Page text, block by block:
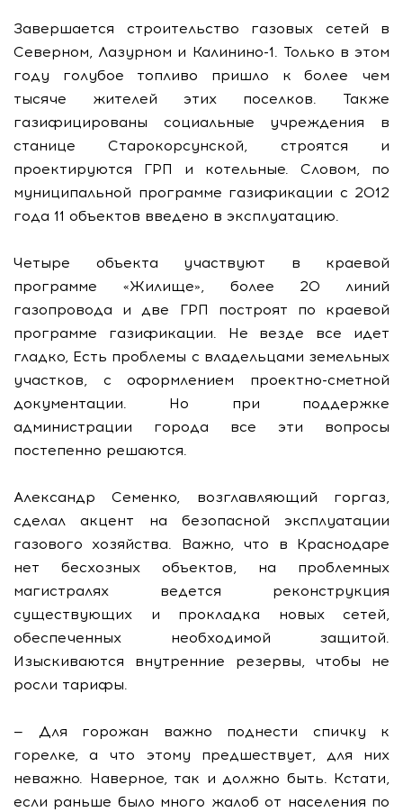
Завершается строительство газовых сетей в
Северном, Лазурном и Калинино-1. Только в этом
году голубое топливо пришло к более чем
тысяче жителей этих поселков. Также
газифицированы социальные учреждения в
станице Старокорсунской, строятся и
проектируются ГРП и котельные. Словом, по
муниципальной программе газификации с 2012
года 11 объектов введено в эксплуатацию.
Четыре объекта участвуют в краевой
программе «Жилище», более 20 линий
газопровода и две ГРП построят по краевой
программе газификации. Не везде все идет
гладко, Есть проблемы с владельцами земельных
участков, с оформлением проектно-сметной
документации. Но при поддержке
администрации города все эти вопросы
постепенно решаются.
Александр Семенко, возглавляющий горгаз,
сделал акцент на безопасной эксплуатации
газового хозяйства. Важно, что в Краснодаре
нет бесхозных объектов, на проблемных
магистралях ведется реконструкция
существующих и прокладка новых сетей,
обеспеченных необходимой защитой.
Изыскиваются внутренние резервы, чтобы не
росли тарифы.
— Для горожан важно поднести спичку к
горелке, а что этому предшествует, для них
неважно. Наверное, так и должно быть. Кстати,
если раньше было много жалоб от населения по